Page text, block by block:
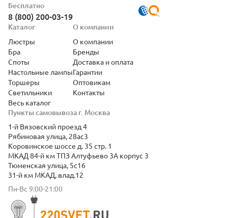
Бесплатно
8 (800) 200-03-19
Пункты самовывоза г. Москва
1-й Вязовский проезд 4
Рябиновая улица, 28ас3
Коровинское шоссе д. 35 стр. 1
МКАД 84-й км ТПЗ Алтуфьево 3А корпус 3
Тюменская улица, 5с16
31-й км МКАД, влад.12
Пн-Вс 9:00-21:00
Каталог
Люстры
Бра
Споты
Настольные лампы
Торшеры
Светильники
Весь каталог
О компании
О компании
Бренды
Доставка и оплата
Гарантии
Оптовикам
Контакты